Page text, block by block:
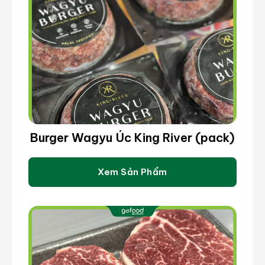
Burger Wagyu Úc King River (pack)
Xem Sản Phẩm